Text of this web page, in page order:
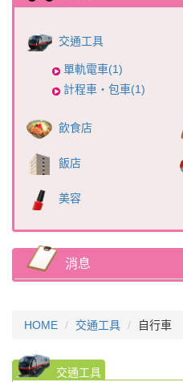
交通工具
單軌電車(1)
計程車・包車(1)
飲食店
飯店
美容
消息
HOME 交通工具 自行車
交通工具